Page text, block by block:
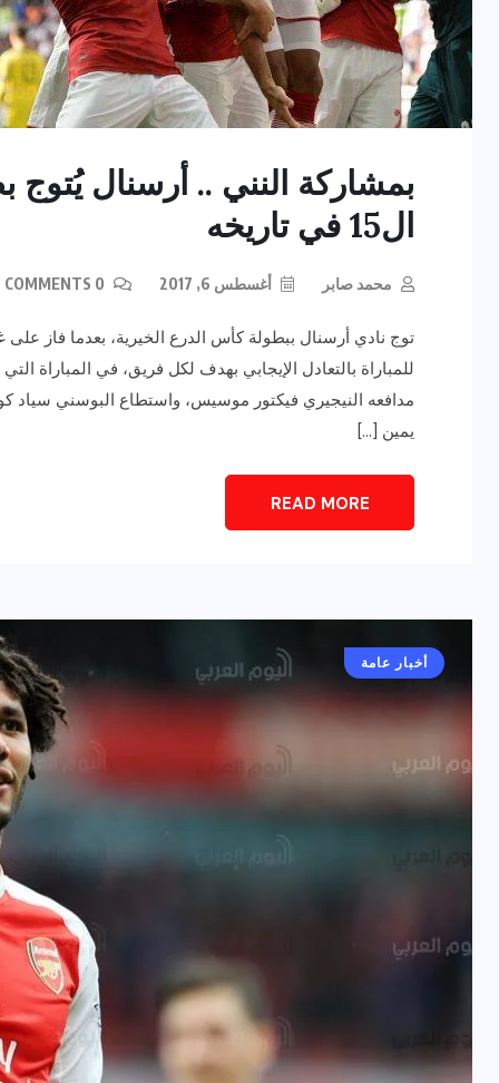
بمشاركة النني .. أرسنال يُتوج
ال15 في تاريخه
محمد صابر أغسطس 6, 2017
للمباراة بالتعادل الإيجابي بهدف لكل فريق، في
يمين […]
READ MORE
أخبار عامة